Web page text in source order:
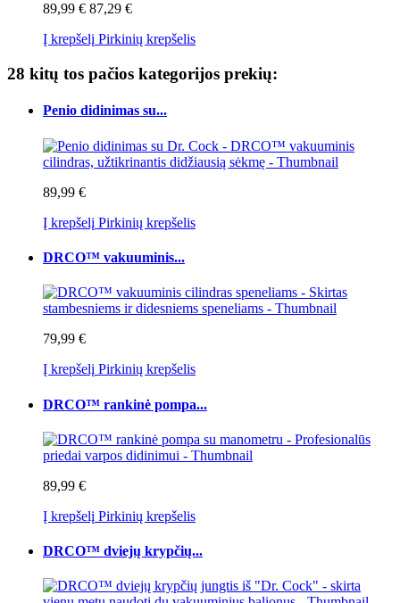
89,99 € 87,29 €
Į krepšelį Pirkinių krepšelis
28 kitų tos pačios kategorijos prekių:
Penio didinimas su...
89,99 €
Į krepšelį Pirkinių krepšelis
DRCO™ vakuuminis...
79,99 €
Į krepšelį Pirkinių krepšelis
DRCO™ rankinė pompa...
89,99 €
Į krepšelį Pirkinių krepšelis
DRCO™ dviejų krypčių...